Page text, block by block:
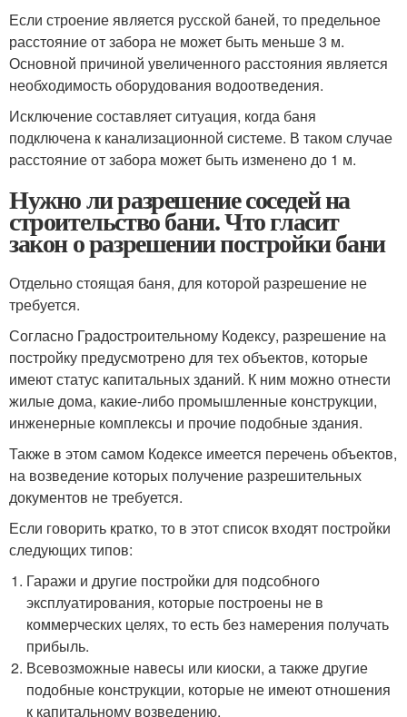
Если строение является русской баней, то предельное
расстояние от забора не может быть меньше 3 м.
Основной причиной увеличенного расстояния является
необходимость оборудования водоотведения.
Исключение составляет ситуация, когда баня
подключена к канализационной системе. В таком случае
расстояние от забора может быть изменено до 1 м.
Нужно ли разрешение соседей на
строительство бани. Что гласит
закон о разрешении постройки бани
Отдельно стоящая баня, для которой разрешение не
требуется.
Согласно Градостроительному Кодексу, разрешение на
постройку предусмотрено для тех объектов, которые
имеют статус капитальных зданий. К ним можно отнести
жилые дома, какие-либо промышленные конструкции,
инженерные комплексы и прочие подобные здания.
Также в этом самом Кодексе имеется перечень объектов,
на возведение которых получение разрешительных
документов не требуется.
Если говорить кратко, то в этот список входят постройки
следующих типов:
Гаражи и другие постройки для подсобного
эксплуатирования, которые построены не в
коммерческих целях, то есть без намерения получать
прибыль.
Всевозможные навесы или киоски, а также другие
подобные конструкции, которые не имеют отношения
к капитальному возведению.